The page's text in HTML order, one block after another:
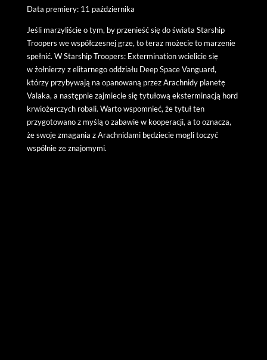
Data premiery: 11 października
Jeśli marzyliście o tym, by przenieść się do świata Starship
Troopers we współczesnej grze, to teraz możecie to marzenie
spełnić. W Starship Troopers: Extermination wcielicie się
w żołnierzy z elitarnego oddziału Deep Space Vanguard,
którzy przybywają na opanowaną przez Arachnidy planetę
Valaka, a następnie zajmiecie się tytułową eksterminacją hord
krwiożerczych robali. Warto wspomnieć, że tytuł ten
przygotowano z myślą o zabawie w kooperacji, a to oznacza,
że swoje zmagania z Arachnidami będziecie mogli toczyć
wspólnie ze znajomymi.